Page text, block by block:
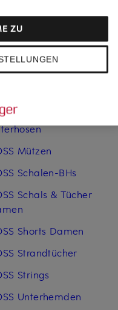
Lederjacken Herren
Marlenehosen
Mehrfachpacks
Mützen
Schalen-BHs
Schals & Tücher
Shorts Damen
Strandtücher
Strings
Unterhemden
ZU